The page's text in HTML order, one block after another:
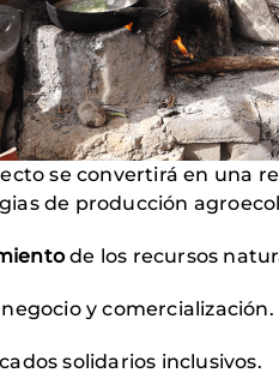
se convertirá en una
de producción
de los recursos
y comercialización.
solidarios inclusivos.